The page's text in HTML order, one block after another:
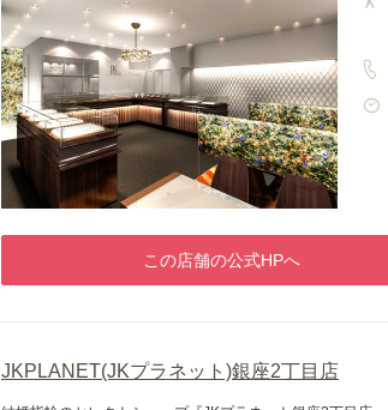
この店舗の公式HPへ
JKPLANET(JKプラネット)銀座2丁目店